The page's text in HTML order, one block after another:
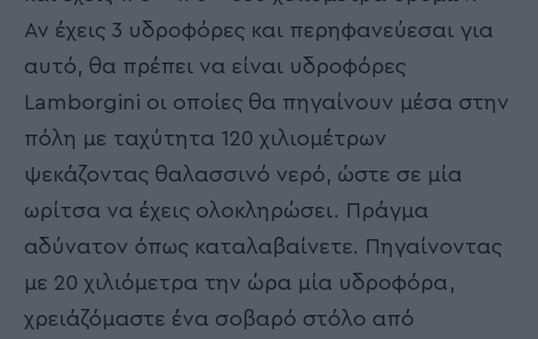
Αν έχεις 3 υδροφόρες και περηφανεύεσαι για
αυτό, θα πρέπει να είναι υδροφόρες
Lamborgini οι οποίες θα πηγαίνουν μέσα στην
πόλη με ταχύτητα 120 χιλιομέτρων
ψεκάζοντας θαλασσινό νερό, ώστε σε μία
ωρίτσα να έχεις ολοκληρώσει. Πράγμα
αδύνατον όπως καταλαβαίνετε. Πηγαίνοντας
με 20 χιλιόμετρα την ώρα μία υδροφόρα,
χρειάζόμαστε ένα σοβαρό στόλο από